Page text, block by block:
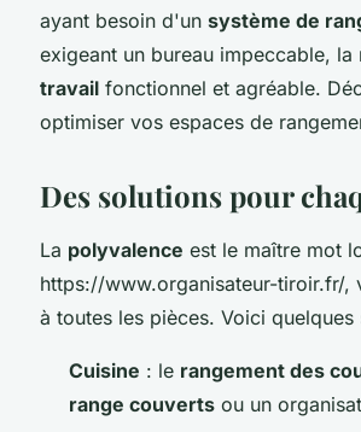
ayant besoin d'un système de
exigeant un bureau impeccable,
travail fonctionnel et agréable.
optimiser vos espaces de
Des solutions pour
La polyvalence est le maître mot
https://www.organisateur-tiroir.fr/,
à toutes les pièces. Voici
Cuisine : le rangement des
range couverts ou un